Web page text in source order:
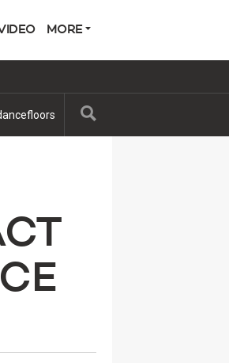
MORE